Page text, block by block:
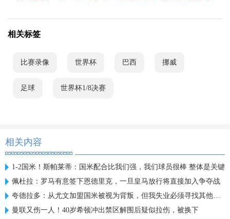
相关标签
比赛录像 世界杯 巴西 挪威
足球 世界杯1/8决赛
相关内容
1-2国米！斯帕莱蒂：国米配合比我们强，我们球员很棒 整体是关键
佩杜拉：罗马有意签下恩德里克，一旦皇马放行将直接加入争夺战
夸德拉多：从尤文加盟国米被视为背叛，但我失业必须寻找其他选择
曼联又伤一人！40岁希顿冲出禁区解围后疑似拉伤，被换下